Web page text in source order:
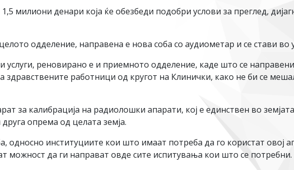
милиони денари која ќе обезбеди подобри услови за преглед,
одделение, направена е нова соба со аудиометар и се стави во
услуги, реновирано е и приемното одделение, каде што се
здравствените работници од кругот на Клинички, како не би се
за калибрација на радиолошки апарати, кој е единствен во
опрема од целата земја.
односно институциите кои што имаат потреба да го користат овој
можност да ги направат овде сите испитувања кои што се потребни.